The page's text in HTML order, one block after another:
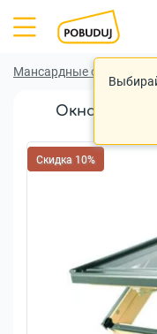
Мансардные окна
Окно
Скидка 10%